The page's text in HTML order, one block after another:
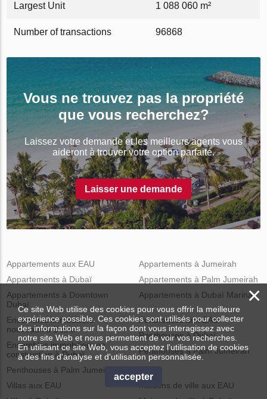
Largest Unit 1 088 060 m²
Number of transactions 96868
Vous ne trouvez pas la propriété
que vous recherchez?
Laissez votre demande et les meilleurs agents vous
aideront à trouver votre option parfaite.
Laisser une demande
Appartements aux EAU
Appartements à Dubaï
Appartements à Downtown
Dubaï
Appartements à Jumeirah
Appartements à Palm Jumeirah
Appartements à Dubaï Marina
Ensembles immobiliers
nouveaux à Dubaï
Ensembles immobiliers en
construction à Dubaï
Penthouses à Palm Jumeirah
Penthouses aux EAU
Penthouses à Dubaï
Penthouses à Palm Jumeirah
Villas aux EAU
Maisons de ville aux EAU
×
Ce site Web utilise des cookies pour vous offrir la meilleure
expérience possible. Ces cookies sont utilisés pour collecter
des informations sur la façon dont vous interagissez avec
notre site Web et nous permettent de voir vos recherches.
En utilisant ce site Web, vous acceptez l'utilisation de cookies
à des fins d'analyse et d'utilisation personnalisée.
accepter